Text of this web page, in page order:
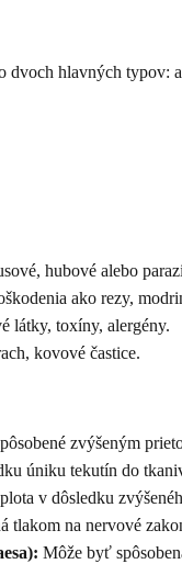
dvoch hlavných typov:
hubové alebo
ako rezy,
látky, toxíny, alergény.
kovové častice.
zvýšeným
úniku tekutín do
v dôsledku
tlakom na nervové
Môže byť